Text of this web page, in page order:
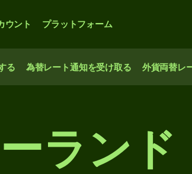
ウント プラットフォーム
る 為替レート通知を受け取る 外貨両替レ
ランド